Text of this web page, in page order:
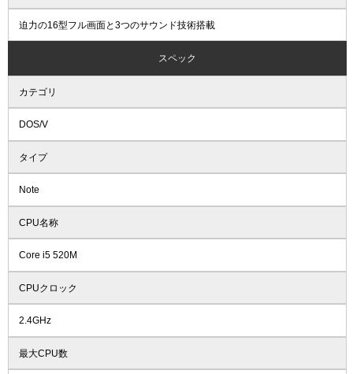
迫力の16型フル画面と3つのサウンド技術搭載
スペック
カテゴリ
DOS/V
タイプ
Note
CPU名称
Core i5 520M
CPUクロック
2.4GHz
最大CPU数